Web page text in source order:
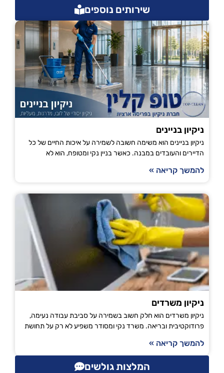
שירותים נוספים
ניקיון בניינים
ניקיון בניינים הוא משימה חשובה לשמירה על איכות החיים של כל
הדיירים והעובדים במבנה. כאשר בניין נקי ומטופח, הוא לא
להמשך קריאה »
ניקיון משרדים
ניקיון משרדים הוא חלק חשוב בשמירה על סביבת עבודה נעימה,
פרודוקטיבית ובריאה. משרד נקי ומסודר משפיע לא רק על תחושת
להמשך קריאה »
המלצות גולשים